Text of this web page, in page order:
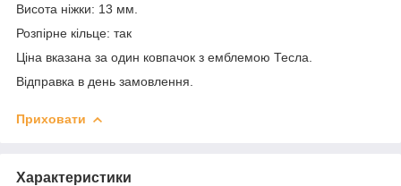
Висота ніжки: 13 мм.
Розпірне кільце: так
Ціна вказана за один ковпачок з емблемою Тесла.
Відправка в день замовлення.
Приховати
Характеристики